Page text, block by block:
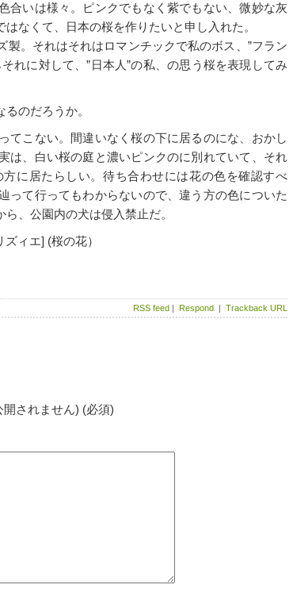
合いは様々。ピンクでもなく紫でもない、微妙な灰
なくて、日本の桜を作りたいと申し入れた。
。それはそれはロマンチックで私のボス、”フラン
れに対して、”日本人”の私、の思う桜を表現してみ
のだろうか。
てこない。間違いなく桜の下に居るのにな、おかし
は、白い桜の庭と濃いピンクのに別れていて、それ
に居たらしい。待ち合わせには花の色を確認すべ
って行ってもわからないので、違う方の色についた
、公園内の犬は侵入禁止だ。
ィエ] (桜の花）
RSS feed | Respond | Trackback URL
開されません) (必須)